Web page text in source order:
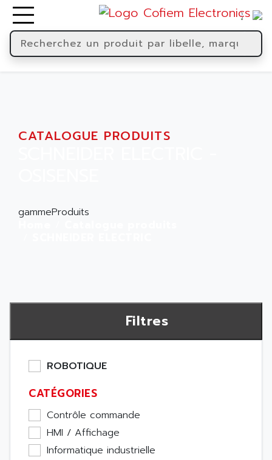
CATALOGUE PRODUITS
gammeProduits
Filtres
ROBOTIQUE
CATÉGORIES
Contrôle commande
HMI / Affichage
Informatique industrielle